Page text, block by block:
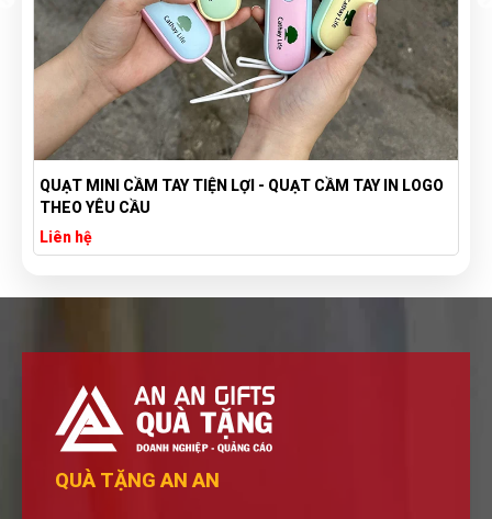
QUẠT MINI CẦM TAY TIỆN LỢI - QUẠT CẦM TAY IN LOGO
THEO YÊU CẦU
Liên hệ
QUÀ TẶNG AN AN